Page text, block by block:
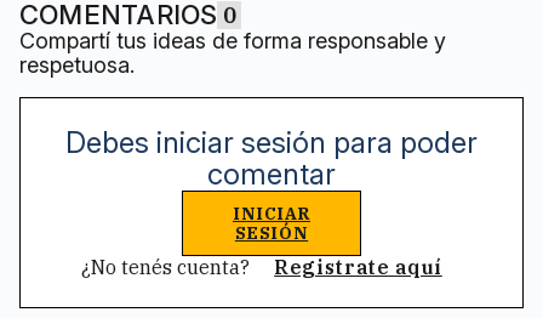
COMENTARIOS 0
Compartí tus ideas de forma responsable y
respetuosa.
Debes iniciar sesión para poder
comentar
INICIAR
SESIÓN
¿No tenés cuenta? Registrate aquí